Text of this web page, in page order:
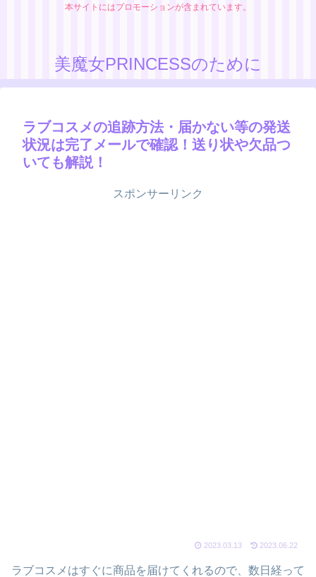
本サイトにはプロモーションが含まれています。
美魔女PRINCESSのために
ラブコスメの追跡方法・届かない等の発送
状況は完了メールで確認！送り状や欠品つ
いても解説！
スポンサーリンク
2023.03.13 2023.06.22
ラブコスメはすぐに商品を届けてくれるので、数日経って